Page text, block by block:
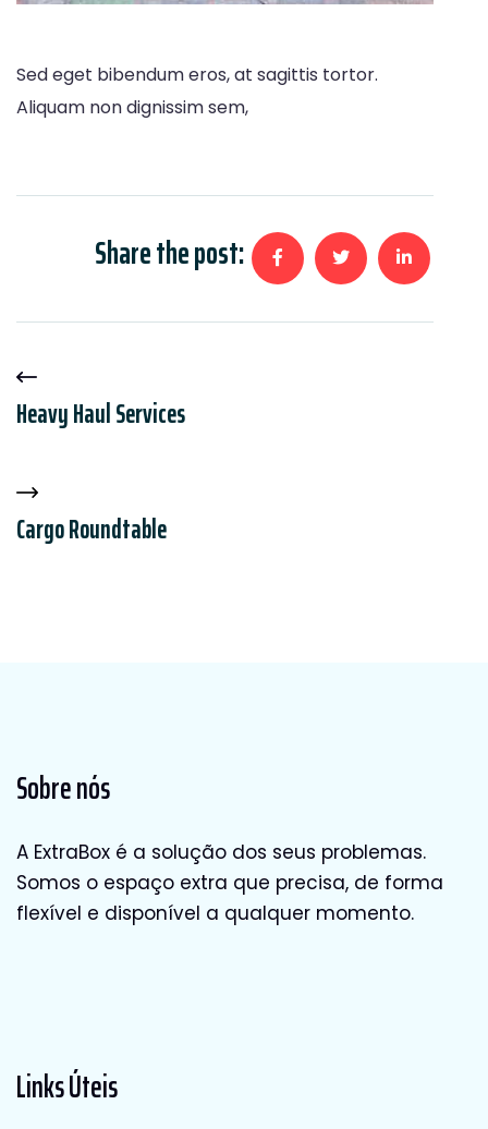
Sed eget bibendum eros, at sagittis tortor.
Aliquam non dignissim sem,
Share the post:
Heavy Haul Services
Cargo Roundtable
Sobre nós
A ExtraBox é a solução dos seus problemas.
Somos o espaço extra que precisa, de forma
flexível e disponível a qualquer momento.
Links Úteis